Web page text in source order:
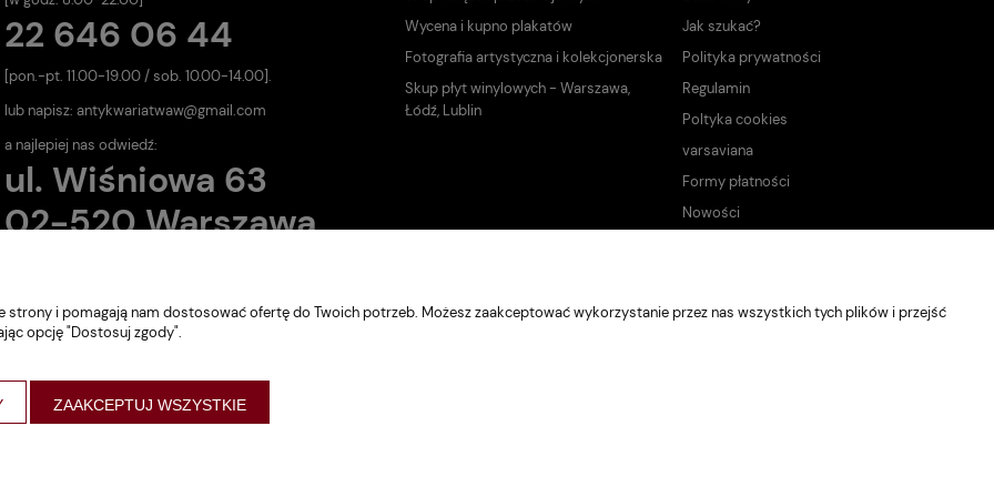
22 646 06 44
[pon.-pt. 11.00-19.00 / sob. 10.00-14.00].
lub napisz: antykwariatwaw@gmail.com
a najlepiej nas odwiedź:
ul. Wiśniowa 63
02-520 Warszawa
Wycena i kupno plakatów
Fotografia artystyczna i kolekcjonerska
Skup płyt winylowych - Warszawa,
Łódź, Lublin
Jak szukać?
Polityka prywatności
Regulamin
Poltyka cookies
varsaviana
Formy płatności
Nowości
strony i pomagają nam dostosować ofertę do Twoich potrzeb. Możesz zaakceptować wykorzystanie przez nas wszystkich tych plików i przejść
opcję "Dostosuj zgody".
ZAAKCEPTUJ WSZYSTKIE